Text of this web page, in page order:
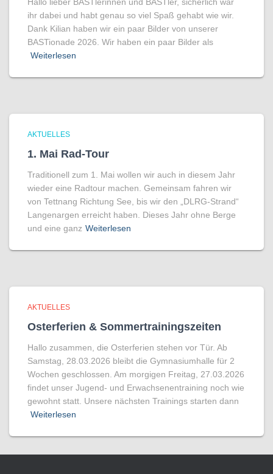
ihr dabei und habt genau so viel Spaß gehabt wie wir.
Dank Kilian haben wir ein paar Bilder von unserer
BASTionade 2026. Wir haben ein paar Bilder als
Weiterlesen
AKTUELLES
1. Mai Rad-Tour
Traditionell zum 1. Mai wollen wir auch in diesem Jahr
wieder eine Radtour machen. Gemeinsam fahren wir
von Tettnang Richtung See, bis wir den „DLRG-Strand“
Langenargen erreicht haben. Dieses Jahr ohne Berge
und eine ganz Weiterlesen
AKTUELLES
Osterferien & Sommertrainingszeiten
Hallo zusammen, die Osterferien stehen vor Tür. Ab
Samstag, 28.03.2026 bleibt die Gymnasiumhalle für 2
Wochen geschlossen. Am morgigen Freitag, 27.03.2026
findet unser Jugend- und Erwachsenentraining noch wie
gewohnt statt. Unsere nächsten Trainings starten dann
Weiterlesen